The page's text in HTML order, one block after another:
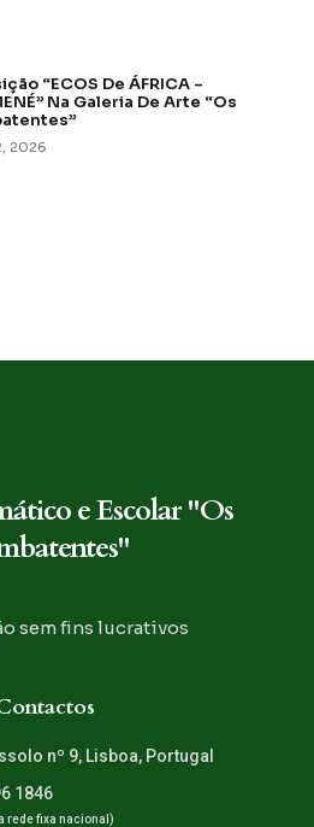
“ECOS De ÁFRICA –
Na Galeria De Arte “Os
2026
e Escolar "Os
sem fins lucrativos
nº 9, Lisboa, Portugal
1846
rede fixa nacional)